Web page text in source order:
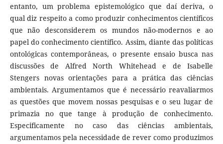
entanto, um problema epistemológico que daí deriva, o
qual diz respeito a como produzir conhecimentos científicos
que não desconsiderem os mundos não-modernos e ao
papel do conhecimento científico. Assim, diante das políticas
ontológicas contemporâneas, o presente ensaio busca nas
discussões de Alfred North Whitehead e de Isabelle
Stengers novas orientações para a prática das ciências
ambientais. Argumentamos que é necessário reavaliarmos
as questões que movem nossas pesquisas e o seu lugar de
primazia no que tange à produção de conhecimento.
Especificamente no caso das ciências ambientais,
argumentamos pela necessidade de rever como produzimos